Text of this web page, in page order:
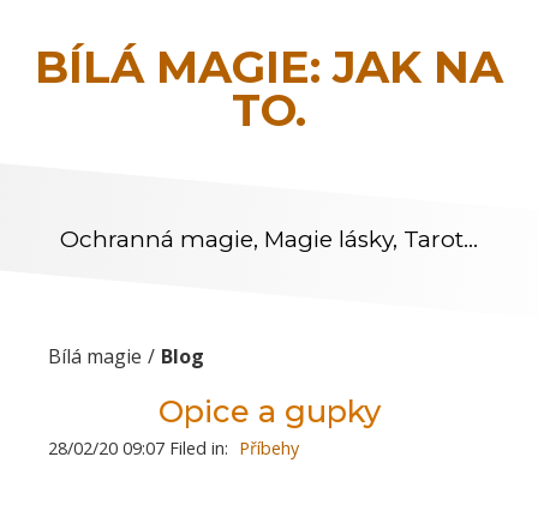
BÍLÁ MAGIE: JAK NA
TO.
Ochranná magie, Magie lásky, Tarot…
Bílá magie Blog
Opice a gupky
28/02/20 09:07 Filed in: Příbehy